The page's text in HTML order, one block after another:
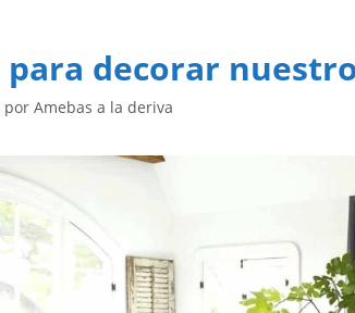
para decorar
por Amebas a la deriva